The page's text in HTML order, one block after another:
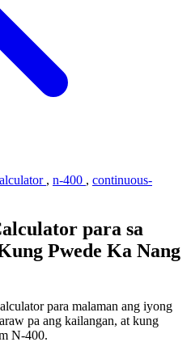
, n-400 , continuous-
para sa
Pwede Ka Nang
para malaman ang iyong
pa ang kailangan, at kung
N-400.